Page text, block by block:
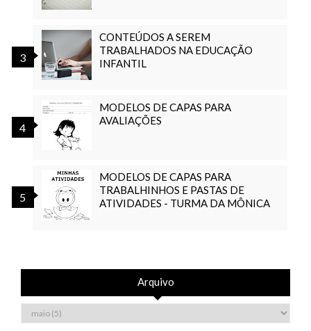
CONTEÚDOS A SEREM
TRABALHADOS NA EDUCAÇÃO
INFANTIL
MODELOS DE CAPAS PARA
AVALIAÇÕES
MODELOS DE CAPAS PARA
TRABALHINHOS E PASTAS DE
ATIVIDADES - TURMA DA MÔNICA
Arquivo